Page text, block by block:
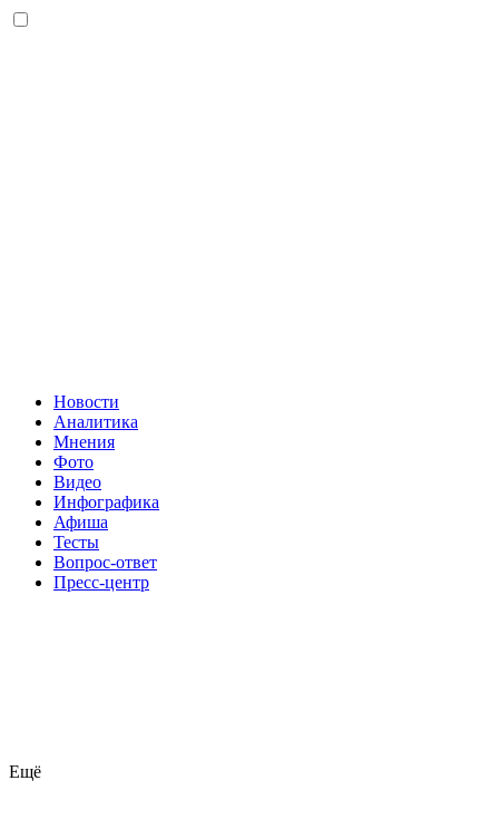
Новости
Аналитика
Мнения
Фото
Видео
Инфографика
Афиша
Тесты
Вопрос-ответ
Пресс-центр
Ещё